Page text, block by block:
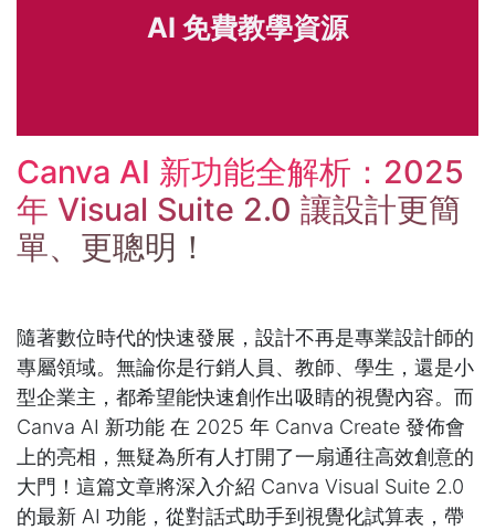
AI 免費教學資源
Canva AI 新功能全解析：2025
年 Visual Suite 2.0 讓設計更簡
單、更聰明！
隨著數位時代的快速發展，設計不再是專業設計師的
專屬領域。無論你是行銷人員、教師、學生，還是小
型企業主，都希望能快速創作出吸睛的視覺內容。而
Canva AI 新功能 在 2025 年 Canva Create 發佈會
上的亮相，無疑為所有人打開了一扇通往高效創意的
大門！這篇文章將深入介紹 Canva Visual Suite 2.0
的最新 AI 功能，從對話式助手到視覺化試算表，帶